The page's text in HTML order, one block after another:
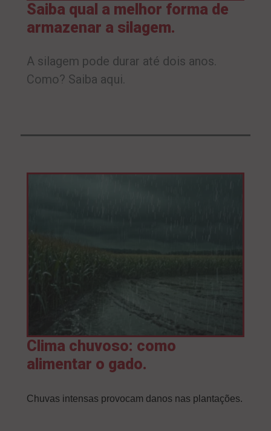
Saiba qual a melhor forma de
armazenar a silagem.
A silagem pode durar até dois anos.
Como? Saiba aqui.
Clima chuvoso: como
alimentar o gado.
Chuvas intensas provocam danos nas plantações.